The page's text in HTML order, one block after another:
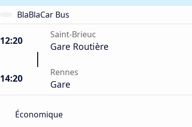
BlaBlaCar Bus
12:20 Saint-Brieuc
Gare Routière
14:20 Rennes
Gare
Économique